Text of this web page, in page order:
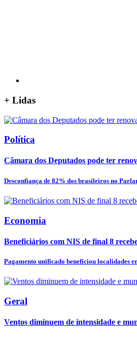
+ Lidas
Política
Câmara dos Deputados pode ter
Desconfiança de 82% dos brasileiros no
Economia
Beneficiários com NIS de final 8
Pagamento unificado beneficiou localidades
Geral
Ventos diminuem de intensidade e